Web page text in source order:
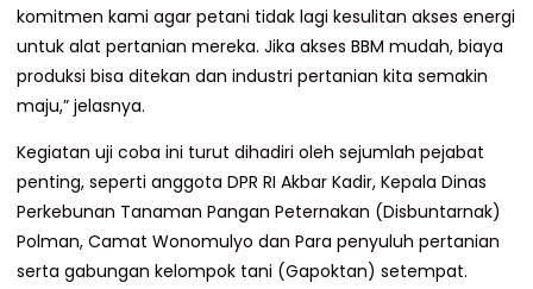
komitmen kami agar petani tidak lagi kesulitan akses energi
untuk alat pertanian mereka. Jika akses BBM mudah, biaya
produksi bisa ditekan dan industri pertanian kita semakin
maju,” jelasnya.
Kegiatan uji coba ini turut dihadiri oleh sejumlah pejabat
penting, seperti anggota DPR RI Akbar Kadir, Kepala Dinas
Perkebunan Tanaman Pangan Peternakan (Disbuntarnak)
Polman, Camat Wonomulyo dan Para penyuluh pertanian
serta gabungan kelompok tani (Gapoktan) setempat.